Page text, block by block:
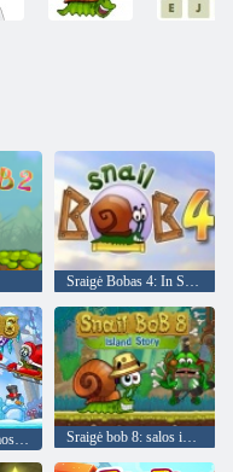
Sraigė Bobas 4: In Space
Sraigė bob 6: žiemos istorija Sraigė bob 8: salos istorija